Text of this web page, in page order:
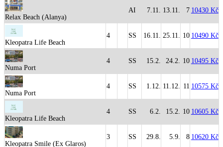
Relax Beach (Alanya)
AI 7.11. 13.11. 7 10430 Kč
Kleopatra Life Beach
4 SS 16.11. 25.11. 10 10490 Kč
Numa Port
4 SS 15.2. 24.2. 10 10495 Kč
Numa Port
4 SS 1.12. 11.12. 11 10575 Kč
Kleopatra Life Beach
4 SS 6.2. 15.2. 10 10605 Kč
Kleopatra Smile (Ex Glaros)
3 SS 29.8. 5.9. 8 10620 Kč